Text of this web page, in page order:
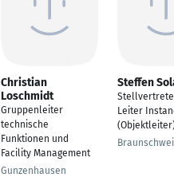
Christian
Loschmidt
Gruppenleiter
technische
Funktionen und
Facility Management
Gunzenhausen
Steffen
Leiter